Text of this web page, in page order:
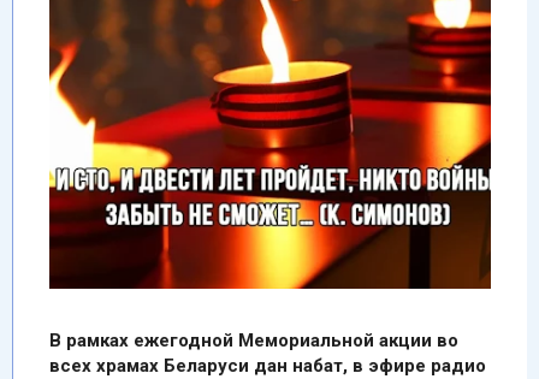
В рамках ежегодной Мемориальной акции во
всех храмах Беларуси дан набат, в эфире радио